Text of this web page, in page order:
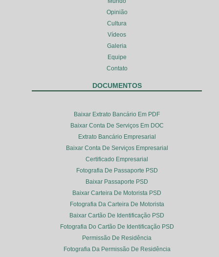
Opinião
Cultura
Vídeos
Galeria
Equipe
Contato
DOCUMENTOS
Baixar Extrato Bancário Em PDF
Baixar Conta De Serviços Em DOC
Extrato Bancário Empresarial
Baixar Conta De Serviços Empresarial
Certificado Empresarial
Fotografia De Passaporte PSD
Baixar Passaporte PSD
Baixar Carteira De Motorista PSD
Fotografia Da Carteira De Motorista
Baixar Cartão De Identificação PSD
Fotografia Do Cartão De Identificação PSD
Permissão De Residência
Fotografia Da Permissão De Residência